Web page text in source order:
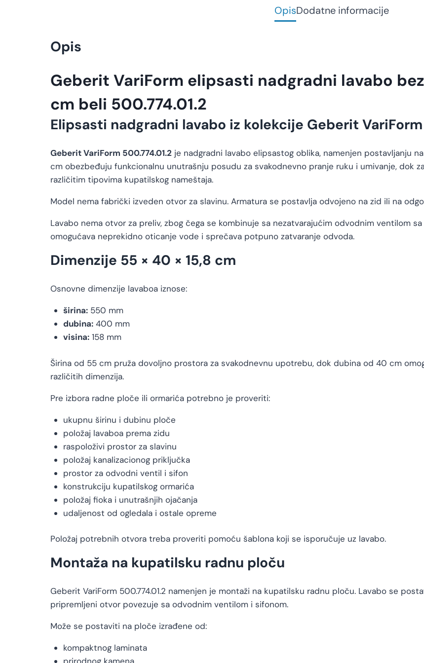
OpisDodatne informacije
Opis
Geberit VariForm elipsasti nadgradni lavabo
cm beli 500.774.01.2
Elipsasti nadgradni lavabo iz kolekcije Geberit VariForm
Geberit VariForm 500.774.01.2 je nadgradni lavabo elipsastog oblika, namenjen postavljanju
cm obezbeđuju funkcionalnu unutrašnju posudu za svakodnevno pranje ruku i umivanje, dok
različitim tipovima kupatilskog nameštaja.
Model nema fabrički izveden otvor za slavinu. Armatura se postavlja odvojeno na zid ili na
Lavabo nema otvor za preliv, zbog čega se kombinuje sa nezatvarajućim odvodnim ventilom
omogućava neprekidno oticanje vode i sprečava potpuno zatvaranje odvoda.
Dimenzije 55 × 40 × 15,8 cm
Osnovne dimenzije lavaboa iznose:
širina:550 mm
dubina:400 mm
visina:158 mm
Širina od 55 cm pruža dovoljno prostora za svakodnevnu upotrebu, dok dubina od 40 cm
različitih dimenzija.
Pre izbora radne ploče ili ormarića potrebno je proveriti:
ukupnu širinu i dubinu ploče
položaj lavaboa prema zidu
raspoloživi prostor za slavinu
položaj kanalizacionog priključka
prostor za odvodni ventil i sifon
konstrukciju kupatilskog ormarića
položaj fioka i unutrašnjih ojačanja
udaljenost od ogledala i ostale opreme
Položaj potrebnih otvora treba proveriti pomoću šablona koji se isporučuje uz lavabo.
Montaža na kupatilsku radnu ploču
Geberit VariForm 500.774.01.2 namenjen je montaži na kupatilsku radnu ploču. Lavabo se
pripremljeni otvor povezuje sa odvodnim ventilom i sifonom.
Može se postaviti na ploče izrađene od:
kompaktnog laminata